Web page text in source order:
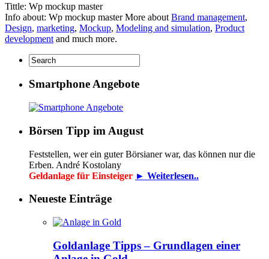
Tittle: Wp mockup master
Info about: Wp mockup master More about Brand management,
Design, marketing, Mockup, Modeling and simulation, Product
development and much more.
Smartphone Angebote
Börsen Tipp im August
Feststellen, wer ein guter Börsianer war, das können nur die
Erben. André Kostolany
Geldanlage für Einsteiger ► Weiterlesen..
Neueste Einträge
Goldanlage Tipps – Grundlagen einer